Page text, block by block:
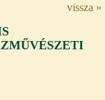
vissza »